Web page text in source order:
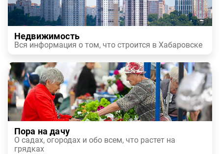
Недвижимость
Вся информация о том, что строится в Хабаровске
Пора на дачу
О садах, огородах и обо всем, что растет на
грядках